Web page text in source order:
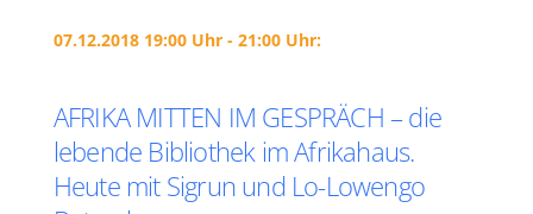
07.12.2018 19:00 Uhr - 21:00 Uhr:
AFRIKA MITTEN IM GESPRÄCH – die
lebende Bibliothek im Afrikahaus.
Heute mit Sigrun und Lo-Lowengo